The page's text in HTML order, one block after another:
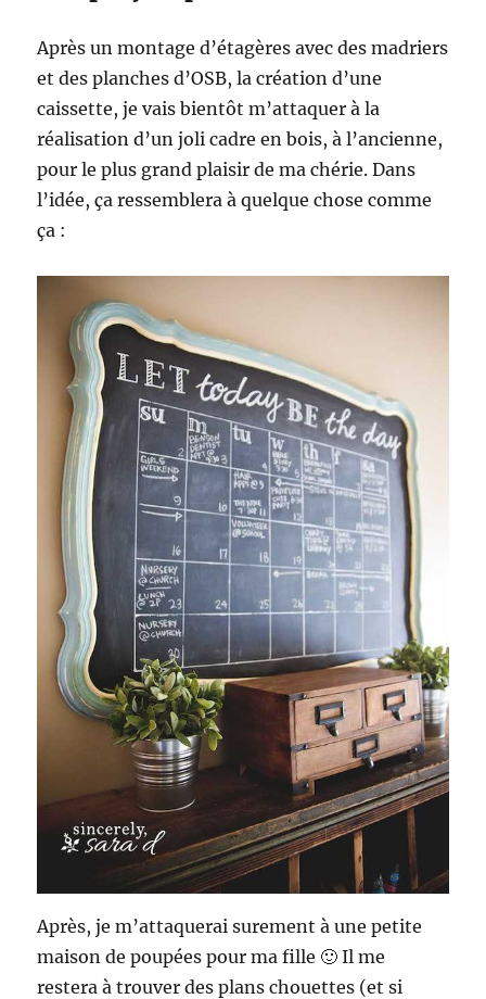
Après un montage d’étagères avec des madriers
et des planches d’OSB, la création d’une
caissette, je vais bientôt m’attaquer à la
réalisation d’un joli cadre en bois, à l’ancienne,
pour le plus grand plaisir de ma chérie. Dans
l’idée, ça ressemblera à quelque chose comme
ça :
Après, je m’attaquerai surement à une petite
maison de poupées pour ma fille 🙂 Il me
restera à trouver des plans chouettes (et si